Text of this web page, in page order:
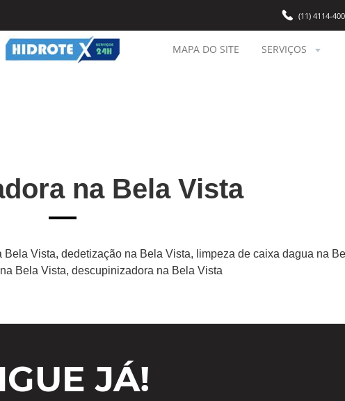
(11) 4114-
MAPA DO SITE SERVIÇOS
na Bela Vista
Vista, dedetização na Bela Vista, limpeza de caixa dagua na
Bela Vista, descupinizadora na Bela Vista
JÁ!